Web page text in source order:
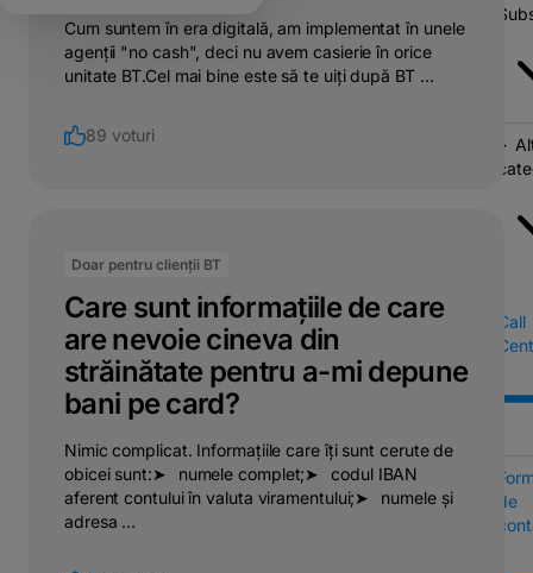
Call
de
Cum suntem în era digitală, am implementat în unele
agenții "no cash", deci nu avem casierie în orice
unitate BT.Cel mai bine este să te uiți după BT ...
89 voturi
Doar pentru clienții BT
Care sunt informațiile de care
are nevoie cineva din
străinătate pentru a-mi depune
bani pe card?
Nimic complicat. Informațiile care îți sunt cerute de
obicei sunt:➤⠀numele complet;➤⠀codul IBAN
aferent contului în valuta viramentului;➤⠀numele și
adresa ...